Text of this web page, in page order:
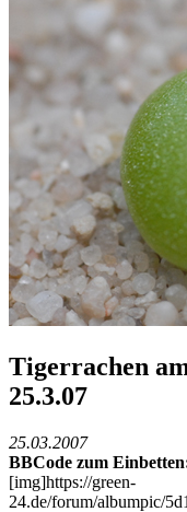
Tigerrachen
25.3.07
25.03.2007
BBCode zum
[img]https://green-
24.de/forum/albumpic/